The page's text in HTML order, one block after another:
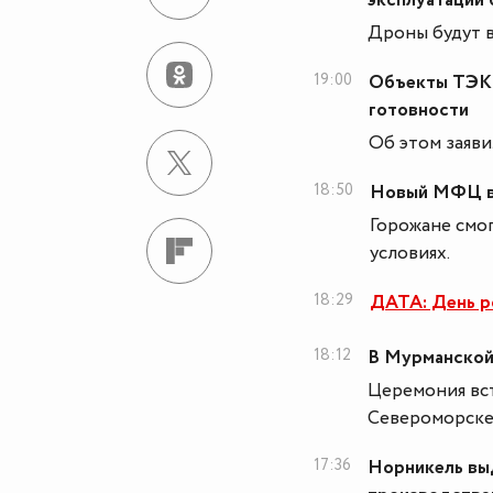
Дроны будут
19:00
Объекты ТЭК
готовности
Об этом
18:50
Новый МФЦ в
Горожане
условиях.
18:29 ДАТА: День
18:12
В
Церемония
17:36
Норникель